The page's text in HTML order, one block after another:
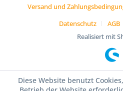
Versand und
Datenschutz
AGB
Realisiert mit
Diese Website benutzt